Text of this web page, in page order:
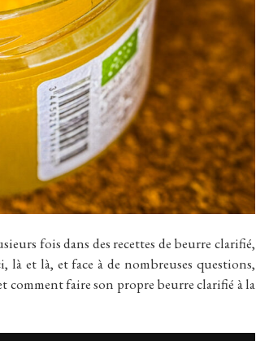
fois dans des recettes de beurre clarifié,
là et là, et face à de nombreuses questions,
comment faire son propre beurre clarifié à la